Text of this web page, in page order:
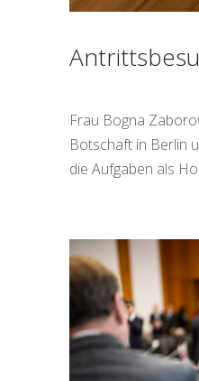
Frau Bogna
Botschaft in Berlin
die Aufgaben als